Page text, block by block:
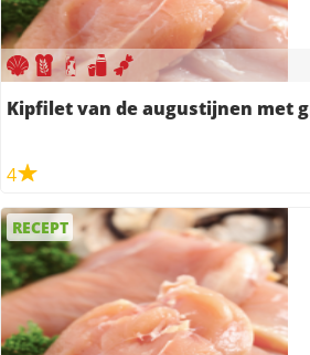
Kipfilet van de augustijnen met
4
RECEPT